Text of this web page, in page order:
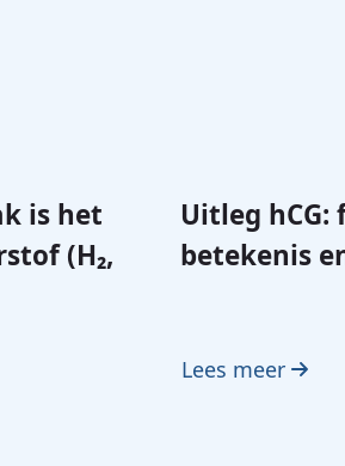
is het
(H₂,
Uitleg
betekenis
Lees meer